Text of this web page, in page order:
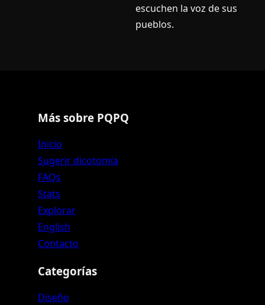
escuchen la voz de sus
pueblos.
Más sobre PQPQ
Inicio
Sugerir dicotomía
FAQs
Stats
Explorar
English
Contacto
Categorías
Diseño